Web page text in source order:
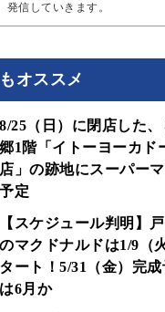
発信していきます。
オススメ
8/25（日）に閉店した
郷1階「イトーヨーカド
店」の跡地にスーパー
予定
【スケジュール判明】
のマクドナルドは1/9（
タート！5/31（金）完
は6月か